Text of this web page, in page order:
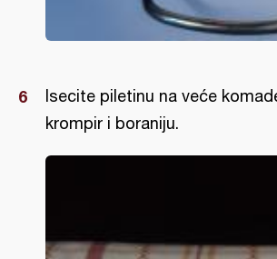
Isecite piletinu na veće
krompir i boraniju.